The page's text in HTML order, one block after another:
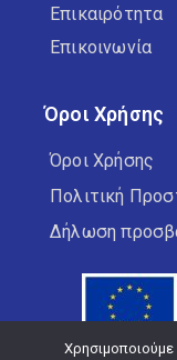
Επικαιρότητα
Επικοινωνία
Όροι Χρήσης
Όροι Χρήσης
Πολιτική
Δήλωση